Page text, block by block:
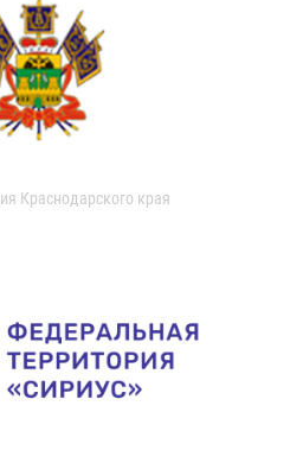
Краснодарского края